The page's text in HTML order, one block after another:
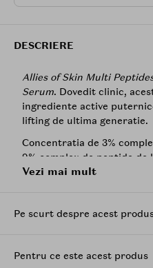
DESCRIERE
Allies of Skin Multi
Serum. Dovedit clinic,
ingrediente active
lifting de ultima generatie.
Concentratia de 3%
9% complex de peptide de
lizinat de cupru,
Rezultate dovedite si
- 100% dintre participante
Vezi mai mult
Pe scurt despre acest
Pentru ce este acest produs